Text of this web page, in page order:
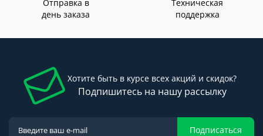
Отправка в
день заказа
Техническая
поддержка
Хотите быть в курсе всех акций и скидок?
Подпишитесь на нашу рассылку
Подписаться